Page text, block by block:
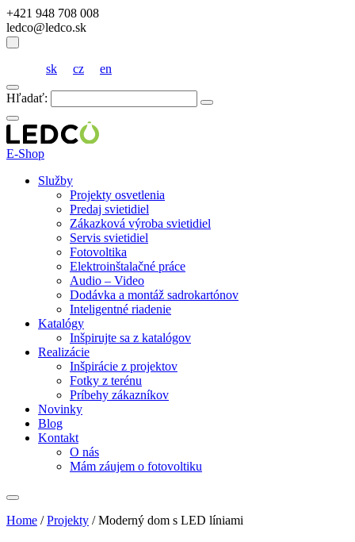
+421 948 708 008
ledco@ledco.sk
sk cz en
Hľadať:
E-Shop
Služby
Projekty osvetlenia
Predaj svietidiel
Zákazková výroba svietidiel
Servis svietidiel
Fotovoltika
Elektroinštalačné práce
Audio – Video
Dodávka a montáž sadrokartónov
Inteligentné riadenie
Katalógy
Inšpirujte sa z katalógov
Realizácie
Inšpirácie z projektov
Fotky z terénu
Príbehy zákazníkov
Novinky
Blog
Kontakt
O nás
Mám záujem o fotovoltiku
Home /Projekty /Moderný dom s LED líniami